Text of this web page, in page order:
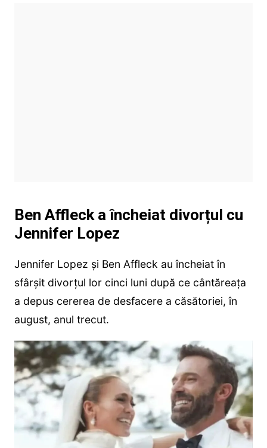
Ben Affleck a încheiat divorțul cu
Jennifer Lopez
Jennifer Lopez și Ben Affleck au încheiat în
sfârșit divorțul lor cinci luni după ce cântăreața
a depus cererea de desfacere a căsătoriei, în
august, anul trecut.